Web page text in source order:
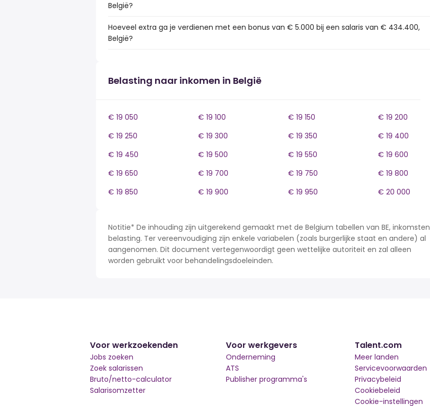
België?
Hoeveel extra ga je verdienen met een bonus van € 5.000 bij een salaris van € 434.400,
België?
Belasting naar inkomen in België
€ 19 050 € 19 100 € 19 150
€ 19 200
€ 19 250
€ 19 300 € 19 350
€ 19 400
€ 19 450
€ 19 500 € 19 550
€ 19 600
€ 19 650
€ 19 700 € 19 750
€ 19 800
€ 19 850
€ 19 900 € 19 950 € 20 000
Notitie* De inhouding zijn uitgerekend gemaakt met de Belgium tabellen van BE, inkomsten
belasting. Ter vereenvoudiging zijn enkele variabelen (zoals burgerlijke staat en andere) al
aangenomen. Dit document vertegenwoordigt geen wettelijke autoriteit en zal alleen
worden gebruikt voor behandelingsdoeleinden.
Voor werkzoekenden
Jobs zoeken
Zoek salarissen
Bruto/netto-calculator
Salarisomzetter
Voor werkgevers
Onderneming
ATS
Publisher programma's
Talent.com
Meer landen
Servicevoorwaarden
Privacybeleid
Cookiebeleid
Cookie-instellingen